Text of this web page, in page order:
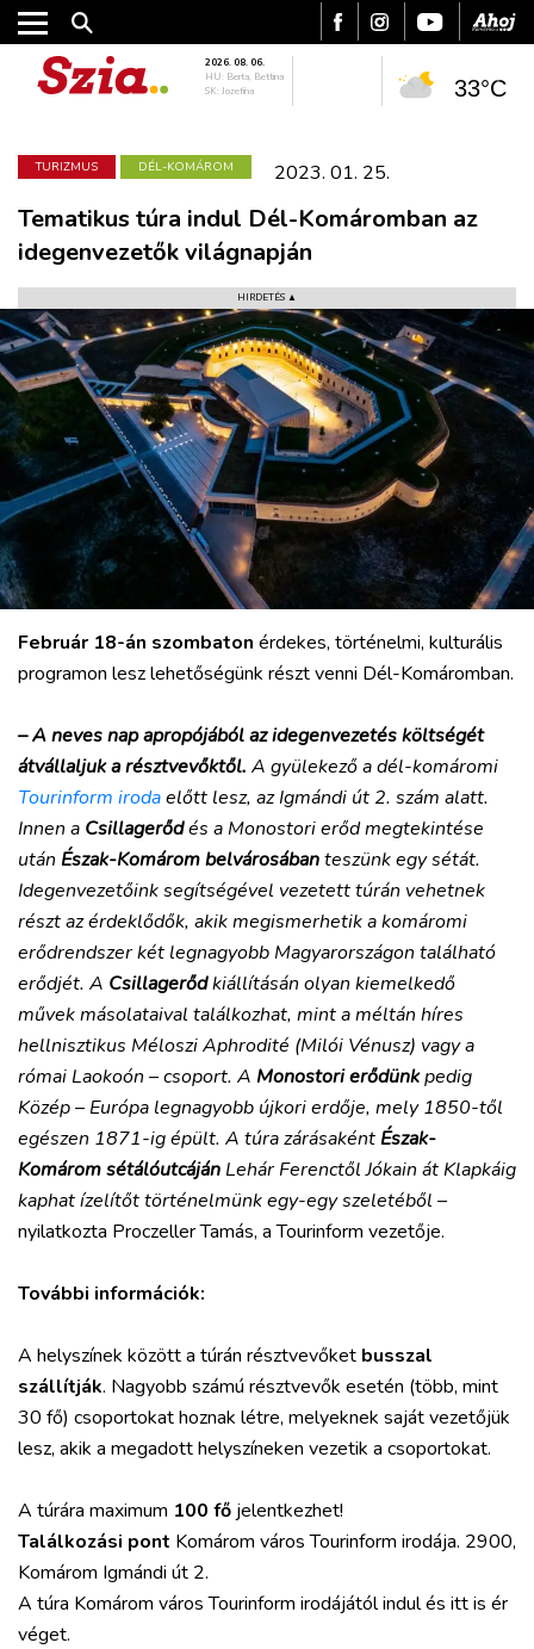
VÁROS
RÉGIÓ
KULTÚRA
PODCAST
2026. 08. 06.
HU: Berta, Bettina
SK: Jozefína
33°C
TURIZMUS DÉL-KOMÁROM 2023. 01. 25.
Tematikus túra indul Dél-Komáromban az
idegenvezetők világnapján
HIRDETÉS ▲
Február 18-án szombaton érdekes, történelmi, kulturális
programon lesz lehetőségünk részt venni Dél-Komáromban.
– A neves nap apropójából az idegenvezetés költségét
átvállaljuk a résztvevőktől. A gyülekező a dél-komáromi
Tourinform irodaelőtt lesz, az Igmándi út 2. szám alatt.
Innen a Csillagerődés a Monostori erőd megtekintése
után Észak-Komárom belvárosábanteszünk egy sétát.
Idegenvezetőink segítségével vezetett túrán vehetnek
részt az érdeklődők, akik megismerhetik a komáromi
erődrendszer két legnagyobb Magyarországon található
erődjét. A Csillagerődkiállításán olyan kiemelkedő
művek másolataival találkozhat, mint a méltán híres
hellnisztikus Méloszi Aphrodité (Milói Vénusz) vagy a
római Laokoón – csoport. A Monostori erődünkpedig
Közép – Európa legnagyobb újkori erdője, mely 1850-től
egészen 1871-ig épült. A túra zárásaként Észak-
Komárom sétálóutcáján Lehár Ferenctől Jókain át Klapkáig
kaphat ízelítőt történelmünk egy-egy szeletéből –
nyilatkozta Proczeller Tamás, a Tourinform vezetője.
További információk:
A helyszínek között a túrán résztvevőket busszal
szállítják. Nagyobb számú résztvevők esetén (több, mint
30 fő) csoportokat hoznak létre, melyeknek saját vezetőjük
lesz, akik a megadott helyszíneken vezetik a csoportokat.
A túrára maximum 100 fő jelentkezhet!
Találkozási pont Komárom város Tourinform irodája. 2900,
Komárom Igmándi út 2.
A túra Komárom város Tourinform irodájától indul és itt is ér
véget.